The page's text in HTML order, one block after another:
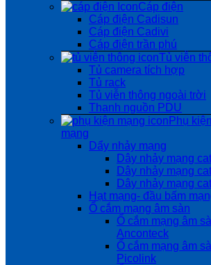
Cáp điện
Cáp điện Cadisun
Cáp điện Cadivi
Cáp điện trần phú
Tủ viễn
Tủ camera tích hợp
Tủ rack
Tủ viễn thông ngoài trời
Thanh nguồn PDU
Phụ kiện
mạng
Dẩy nhảy mạng
Dây nhảy mạng
Dây nhảy mạng
Dây nhảy mạng
Hạt mạng- đầu bấm
Ổ cắm mạng âm sàn
Ổ cắm mạng âm
Anconteck
Ổ cắm mạng âm
Picolink